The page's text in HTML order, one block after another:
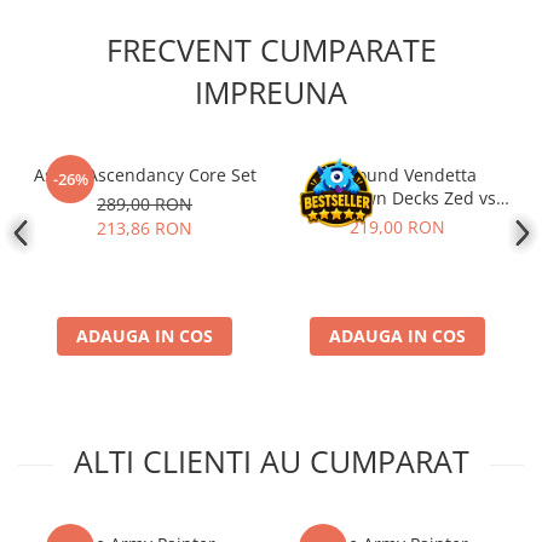
Neverrift TCG
Riftbound League of Legends TCG
Hololive
One Piece Card Game
Colectii Oficiale Topps si Panini si
Grand Archive TCG
Carti singles
FRECVENT CUMPARATE
IMPREUNA
-26%
Ashes Ascendancy Core Set
289,00 RON
213,86 RON
ADAUGA IN COS
Riftbound Vendetta
Showdown Decks Zed vs
Shen
219,00 RON
ADAUGA IN COS
ALTI CLIENTI AU CUMPARAT